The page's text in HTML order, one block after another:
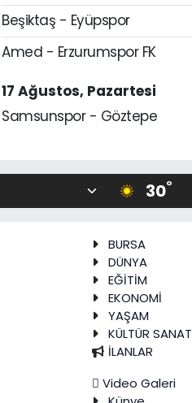
Beşiktaş - Eyüpspor
Amed - Erzurumspor FK
17 Ağustos, Pazartesi
Samsunspor - Göztepe
30°
BURSA
DÜNYA
EĞİTİM
EKONOMİ
YAŞAM
KÜLTÜR SANAT
İLANLAR
Video Galeri